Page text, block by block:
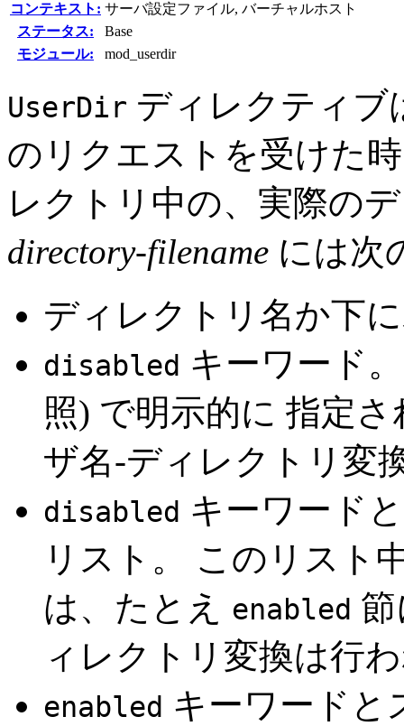
コンテキスト: サーバ設定ファイル, バーチャルホスト
ステータス:
Base
モジュール:
mod_userdir
UserDir ディレクティブ
のリクエストを受けた
レクトリ中の、実際の
directory-filename には次
ディレクトリ名か下
disabled キーワード
照) で明示的に 指定
ザ名-ディレクトリ変
disabled キーワード
リスト。 このリスト
は、たとえ
enabled
ィレクトリ変換は行
enabled キーワードと